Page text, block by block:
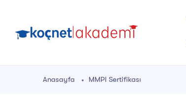
Anasayfa MMPI Sertifikası